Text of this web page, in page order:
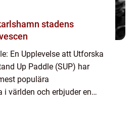
stadens
En Upplevelse att Utforska
Up Paddle (SUP) har
populära
i världen och erbjuder en